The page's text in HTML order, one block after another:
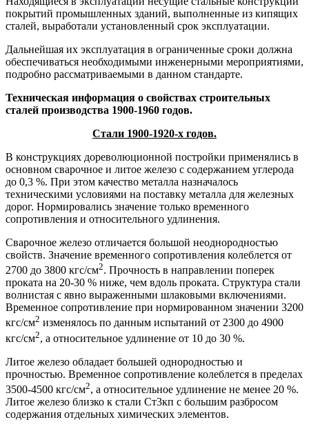
покрытий промышленных зданий, выполненные из кипящих
сталей, выработали установленный срок эксплуатации.
Дальнейшая их эксплуатация в ограниченные сроки должна
обеспечиваться необходимыми инженерными мероприятиями,
подробно рассматриваемыми в данном стандарте.
Техническая информация о свойствах строительных
сталей производства 1900-1960 годов.
Стали 1900-1920-х годов.
В конструкциях дореволюционной постройки применялись в
основном сварочное и литое железо с содержанием углерода
до 0,3 %. При этом качество металла назначалось
техническими условиями на поставку металла для железных
дорог. Нормировались значение только временного
сопротивления и относительного удлинения.
Сварочное железо отличается большой неоднородностью
свойств. Значение временного сопротивления колеблется от
2700 до 3800 кгс/см2. Прочность в направлении поперек
проката на 20-30 % ниже, чем вдоль проката. Структура стали
волнистая с явно выраженными шлаковыми включениями.
Временное сопротивление при нормированном значении 3200
кгс/см2 изменялось по данным испытаний от 2300 до 4900
кгс/см2, а относительное удлинение от 10 до 30 %.
Литое железо обладает большей однородностью и
прочностью. Временное сопротивление колеблется в пределах
3500-4500 кгс/см2, а относительное удлинение не менее 20 %.
Литое железо близко к стали Ст3кп с большим разбросом
содержания отдельных химических элементов.